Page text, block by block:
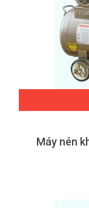
Máy nén